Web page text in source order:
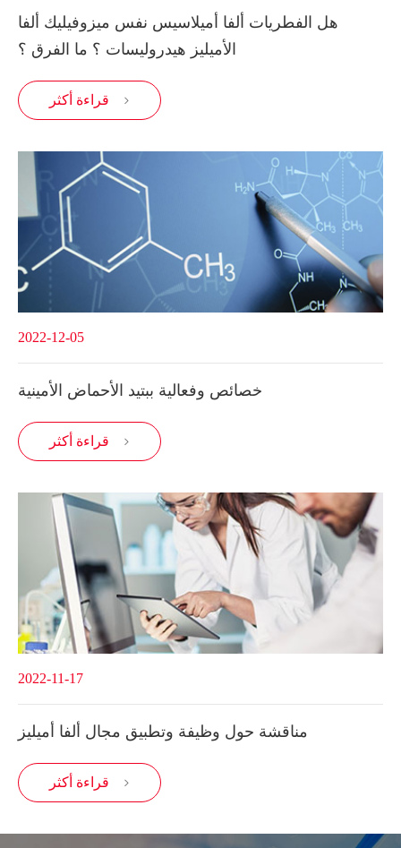
هل الفطريات ألفا أميلاسيس نفس ميزوفيليك ألفا
الأميليز هيدروليسات ؟ ما الفرق ؟
قراءة أكثر 
2022-12-05
خصائص وفعالية ببتيد الأحماض الأمينية
قراءة أكثر 
2022-11-17
مناقشة حول وظيفة وتطبيق مجال ألفا أميليز
قراءة أكثر 